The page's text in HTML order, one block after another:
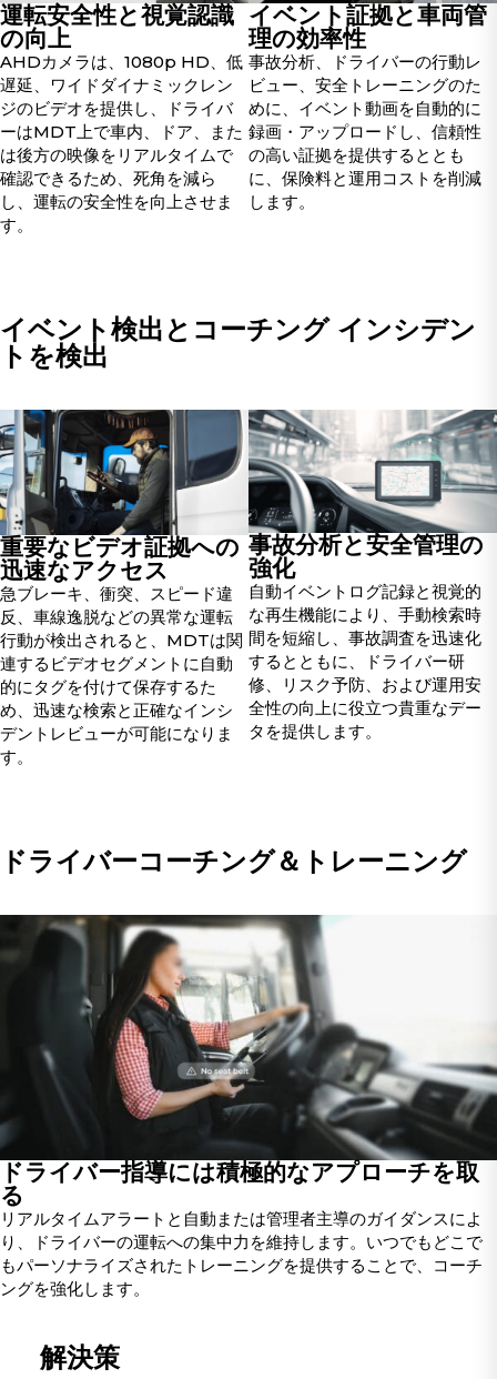
運転安全性と視覚認識
の向上
AHDカメラは、1080p HD、低
遅延、ワイドダイナミックレン
ジのビデオを提供し、ドライバ
ーはMDT上で車内、ドア、また
は後方の映像をリアルタイムで
確認できるため、死角を減ら
し、運転の安全性を向上させま
す。
イベント証拠と車両管
理の効率性
事故分析、ドライバーの行動レ
ビュー、安全トレーニングのた
めに、イベント動画を自動的に
録画・アップロードし、信頼性
の高い証拠を提供するととも
に、保険料と運用コストを削減
します。
イベント検出とコーチング インシデン
トを検出
重要なビデオ証拠への
迅速なアクセス
急ブレーキ、衝突、スピード違
反、車線逸脱などの異常な運転
行動が検出されると、MDTは関
連するビデオセグメントに自動
的にタグを付けて保存するた
め、迅速な検索と正確なインシ
デントレビューが可能になりま
す。
事故分析と安全管理の
強化
自動イベントログ記録と視覚的
な再生機能により、手動検索時
間を短縮し、事故調査を迅速化
するとともに、ドライバー研
修、リスク予防、および運用安
全性の向上に役立つ貴重なデー
タを提供します。
ドライバーコーチング＆トレーニング
ドライバー指導には積極的なアプローチを取
る
リアルタイムアラートと自動または管理者主導のガイダンスによ
り、ドライバーの運転への集中力を維持します。いつでもどこで
もパーソナライズされたトレーニングを提供することで、コーチ
ングを強化します。
解決策